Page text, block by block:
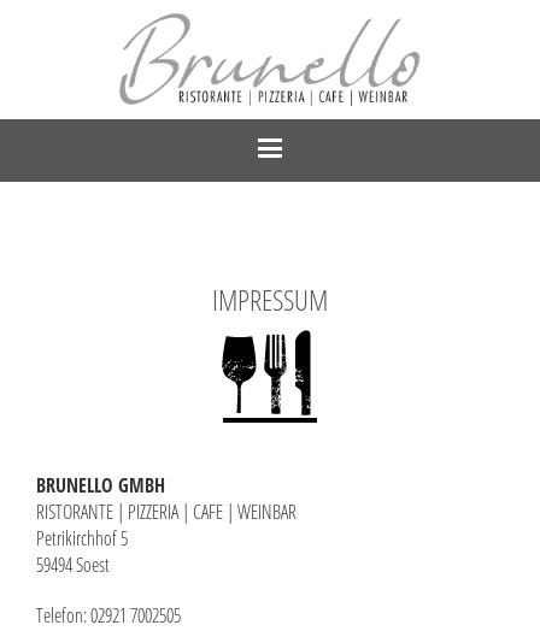
IMPRESSUM
BRUNELLO GMBH
RISTORANTE | PIZZERIA | CAFE | WEINBAR
Petrikirchhof 5
59494 Soest
Telefon: 02921 7002505